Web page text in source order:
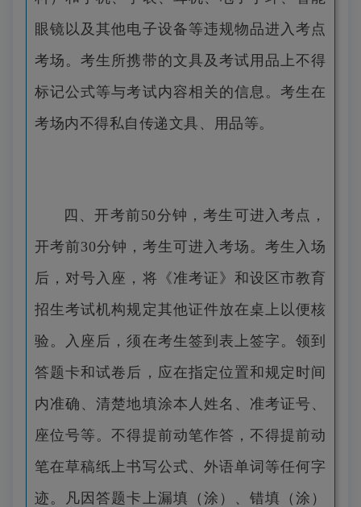
眼镜以及其他电子设备等违规物品进入考点
考场。考生所携带的文具及考试用品上不得
标记公式等与考试内容相关的信息。考生在
考场内不得私自传递文具、用品等。
四、开考前50分钟，考生可进入考点，
开考前30分钟，考生可进入考场。考生入场
后，对号入座，将《准考证》和设区市教育
招生考试机构规定其他证件放在桌上以便核
验。入座后，须在考生签到表上签字。领到
答题卡和试卷后，应在指定位置和规定时间
内准确、清楚地填涂本人姓名、准考证号、
座位号等。不得提前动笔作答，不得提前动
笔在草稿纸上书写公式、外语单词等任何字
迹。凡因答题卡上漏填（涂）、错填（涂）